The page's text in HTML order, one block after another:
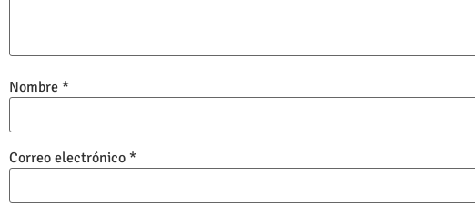
Nombre *
Correo electrónico *